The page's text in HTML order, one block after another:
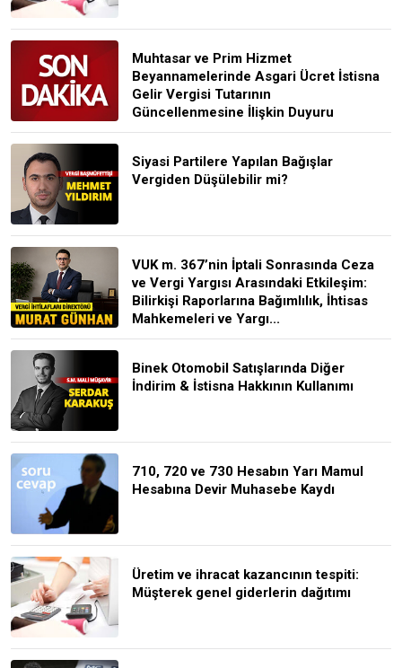
Muhtasar ve Prim Hizmet
Beyannamelerinde Asgari Ücret İstisna
Gelir Vergisi Tutarının
Güncellenmesine İlişkin Duyuru
Siyasi Partilere Yapılan Bağışlar
Vergiden Düşülebilir mi?
VUK m. 367’nin İptali Sonrasında Ceza
ve Vergi Yargısı Arasındaki Etkileşim:
Bilirkişi Raporlarına Bağımlılık, İhtisas
Mahkemeleri ve Yargı...
Binek Otomobil Satışlarında Diğer
İndirim & İstisna Hakkının Kullanımı
710, 720 ve 730 Hesabın Yarı Mamul
Hesabına Devir Muhasebe Kaydı
Üretim ve ihracat kazancının tespiti:
Müşterek genel giderlerin dağıtımı